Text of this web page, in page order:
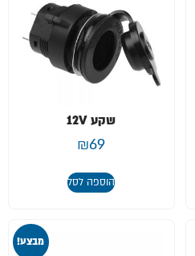
שקע 12V
₪69
הוספה לסל
מבצע!